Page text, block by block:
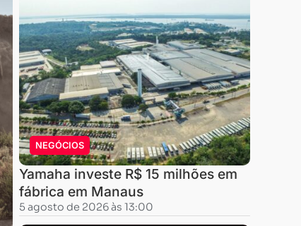
NEGÓCIOS
Yamaha investe R$ 15 milhões em
fábrica em Manaus
5 agosto de 2026 às 13:00